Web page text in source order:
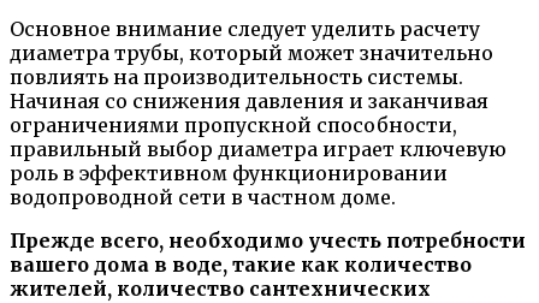
Основное внимание следует уделить расчету
диаметра трубы, который может значительно
повлиять на производительность системы.
Начиная со снижения давления и заканчивая
ограничениями пропускной способности,
правильный выбор диаметра играет ключевую
роль в эффективном функционировании
водопроводной сети в частном доме.
Прежде всего, необходимо учесть потребности
вашего дома в воде, такие как количество
жителей, количество сантехнических